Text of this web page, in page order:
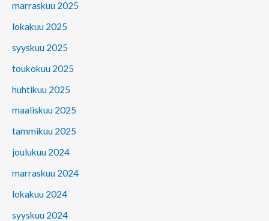
marraskuu 2025
lokakuu 2025
syyskuu 2025
toukokuu 2025
huhtikuu 2025
maaliskuu 2025
tammikuu 2025
joulukuu 2024
marraskuu 2024
lokakuu 2024
syyskuu 2024